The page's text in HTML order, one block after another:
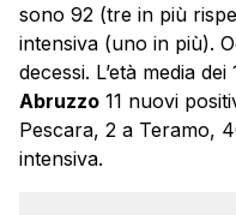
sono 92 (tre in più
intensiva (uno in più).
decessi. L’età media
Abruzzo 11 nuovi
Pescara, 2 a Teramo,
intensiva.